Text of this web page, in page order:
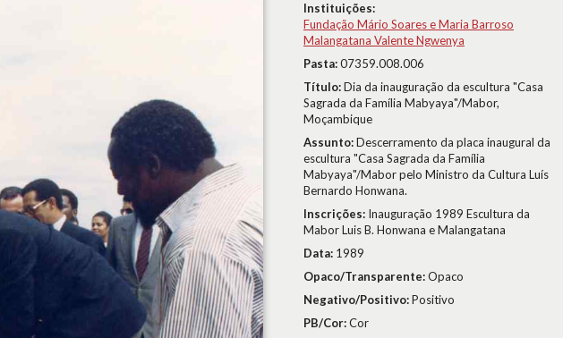
Instituições:
Fundação Mário Soares e Maria Barroso
Malangatana Valente Ngwenya
Pasta:07359.008.006
Título:Dia da inauguração da escultura "Casa
Sagrada da Família Mabyaya"/Mabor,
Moçambique
Assunto:Descerramento da placa inaugural da
escultura "Casa Sagrada da Família
Mabyaya"/Mabor pelo Ministro da Cultura Luís
Bernardo Honwana.
Inscrições: Inauguração 1989 Escultura da
Mabor Luis B. Honwana e Malangatana
Data: 1989
Opaco/Transparente:Opaco
Negativo/Positivo:Positivo
PB/Cor:Cor